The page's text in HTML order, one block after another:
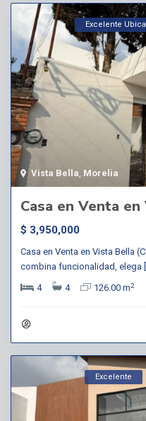
Vista Bella, Morelia
Excelente
Casa en Venta
$ 3,950,000
Casa en Venta en Vista Bella
combina funcionalidad, elega
4
4 126.00 m2
Excelente